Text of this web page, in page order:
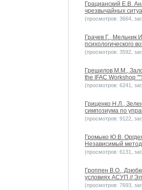
Грацианский Е.В.
чрезвычайных
(просмотров: 3664,
Грачев Г., Мельник
психологического
(просмотров: 3592,
Грешилов М.М.,
the IFAC Workshop
(просмотров: 6241,
Гриценко Н.Л.,
симпозиума по
(просмотров: 9122,
Громыко Ю.В.
Независимый
(просмотров: 6131,
Гроппен В.О.,
условиях АСУП //
(просмотров: 7693,